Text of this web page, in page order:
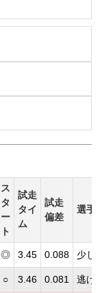
ス
タ
ー
ト
試走
タイ
ム
試走
偏差
選手
◎ 3.45 0.088 少し
○ 3.46 0.081 逃げ